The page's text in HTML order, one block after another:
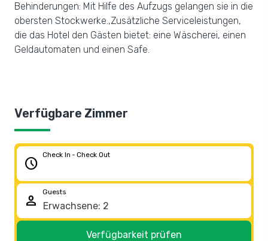
Behinderungen: Mit Hilfe des Aufzugs gelangen sie in die
obersten Stockwerke.,Zusätzliche Serviceleistungen,
die das Hotel den Gästen bietet: eine Wäscherei, einen
Geldautomaten und einen Safe.
Verfügbare Zimmer
schedule
Check In - Check Out
person
Guests
Verfügbarkeit prüfen